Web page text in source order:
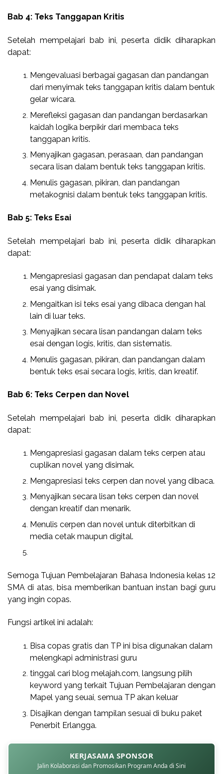
Bab 4: Teks Tanggapan Kritis
Setelah mempelajari bab ini, peserta didik diharapkan
dapat:
Mengevaluasi berbagai gagasan dan pandangan
dari menyimak teks tanggapan kritis dalam bentuk
gelar wicara.
Merefleksi gagasan dan pandangan berdasarkan
kaidah logika berpikir dari membaca teks
tanggapan kritis.
Menyajikan gagasan, perasaan, dan pandangan
secara lisan dalam bentuk teks tanggapan kritis.
Menulis gagasan, pikiran, dan pandangan
metakognisi dalam bentuk teks tanggapan kritis.
Bab 5: Teks Esai
Setelah mempelajari bab ini, peserta didik diharapkan
dapat:
Mengapresiasi gagasan dan pendapat dalam teks
esai yang disimak.
Mengaitkan isi teks esai yang dibaca dengan hal
lain di luar teks.
Menyajikan secara lisan pandangan dalam teks
esai dengan logis, kritis, dan sistematis.
Menulis gagasan, pikiran, dan pandangan dalam
bentuk teks esai secara logis, kritis, dan kreatif.
Bab 6: Teks Cerpen dan Novel
Setelah mempelajari bab ini, peserta didik diharapkan
dapat:
Mengapresiasi gagasan dalam teks cerpen atau
cuplikan novel yang disimak.
Mengapresiasi teks cerpen dan novel yang dibaca.
Menyajikan secara lisan teks cerpen dan novel
dengan kreatif dan menarik.
Menulis cerpen dan novel untuk diterbitkan di
media cetak maupun digital.
Semoga Tujuan Pembelajaran Bahasa Indonesia kelas 12
SMA di atas, bisa memberikan bantuan instan bagi guru
yang ingin copas.
Fungsi artikel ini adalah:
Bisa copas gratis dan TP ini bisa digunakan dalam
melengkapi administrasi guru
tinggal cari blog melajah.com, langsung pilih
keyword yang terkait Tujuan Pembelajaran dengan
Mapel yang seuai, semua TP akan keluar
Disajikan dengan tampilan sesuai di buku paket
Penerbit Erlangga.
KERJASAMA SPONSOR
Jalin Kolaborasi dan Promosikan Program Anda di Sini